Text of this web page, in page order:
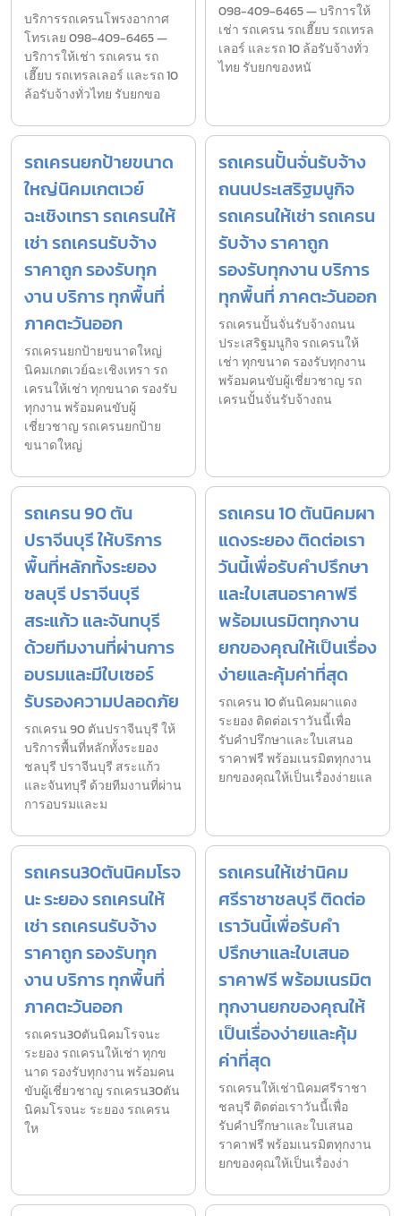
บริการรถเครนโพรงอากาศ
โทรเลย 098-409-6465 —
บริการให้เช่า รถเครน รถ
เฮี๊ยบ รถเทรลเลอร์ และรถ 10
ล้อรับจ้างทั่วไทย รับยกขอ
098-409-6465 — บริการให้
เช่า รถเครน รถเฮี๊ยบ รถเทรล
เลอร์ และรถ 10 ล้อรับจ้างทั่ว
ไทย รับยกของหนั
รถเครนยกป้ายขนาด
ใหญ่นิคมเกตเวย์
ฉะเชิงเทรา รถเครนให้
เช่า รถเครนรับจ้าง
ราคาถูก รองรับทุก
งาน บริการ ทุกพื้นที่
ภาคตะวันออก
รถเครนยกป้ายขนาดใหญ่
นิคมเกตเวย์ฉะเชิงเทรา รถ
เครนให้เช่า ทุกขนาด รองรับ
ทุกงาน พร้อมคนขับผู้
เชี่ยวชาญ รถเครนยกป้าย
ขนาดใหญ่
รถเครนปั้นจั่นรับจ้าง
ถนนประเสริฐมนูกิจ
รถเครนให้เช่า รถเครน
รับจ้าง ราคาถูก
รองรับทุกงาน บริการ
ทุกพื้นที่ ภาคตะวันออก
รถเครนปั้นจั่นรับจ้างถนน
ประเสริฐมนูกิจ รถเครนให้
เช่า ทุกขนาด รองรับทุกงาน
พร้อมคนขับผู้เชี่ยวชาญ รถ
เครนปั้นจั่นรับจ้างถน
รถเครน 90 ตัน
ปราจีนบุรี ให้บริการ
พื้นที่หลักทั้งระยอง
ชลบุรี ปราจีนบุรี
สระแก้ว และจันทบุรี
ด้วยทีมงานที่ผ่านการ
อบรมและมีใบเซอร์
รับรองความปลอดภัย
รถเครน 90 ตันปราจีนบุรี ให้
บริการพื้นที่หลักทั้งระยอง
ชลบุรี ปราจีนบุรี สระแก้ว
และจันทบุรี ด้วยทีมงานที่ผ่าน
การอบรมและม
รถเครน 10 ตันนิคมผา
แดงระยอง ติดต่อเรา
วันนี้เพื่อรับคำปรึกษา
และใบเสนอราคาฟรี
พร้อมเนรมิตทุกงาน
ยกของคุณให้เป็นเรื่อง
ง่ายและคุ้มค่าที่สุด
รถเครน 10 ตันนิคมผาแดง
ระยอง ติดต่อเราวันนี้เพื่อ
รับคำปรึกษาและใบเสนอ
ราคาฟรี พร้อมเนรมิตทุกงาน
ยกของคุณให้เป็นเรื่องง่ายแล
รถเครน30ตันนิคมโรจ
นะ ระยอง รถเครนให้
เช่า รถเครนรับจ้าง
ราคาถูก รองรับทุก
งาน บริการ ทุกพื้นที่
ภาคตะวันออก
รถเครน30ตันนิคมโรจนะ
ระยอง รถเครนให้เช่า ทุกข
นาด รองรับทุกงาน พร้อมคน
ขับผู้เชี่ยวชาญ รถเครน30ตัน
นิคมโรจนะ ระยอง รถเครน
ให
รถเครนให้เช่านิคม
ศรีราชาชลบุรี ติดต่อ
เราวันนี้เพื่อรับคำ
ปรึกษาและใบเสนอ
ราคาฟรี พร้อมเนรมิต
ทุกงานยกของคุณให้
เป็นเรื่องง่ายและคุ้ม
ค่าที่สุด
รถเครนให้เช่านิคมศรีราชา
ชลบุรี ติดต่อเราวันนี้เพื่อ
รับคำปรึกษาและใบเสนอ
ราคาฟรี พร้อมเนรมิตทุกงาน
ยกของคุณให้เป็นเรื่องง่า